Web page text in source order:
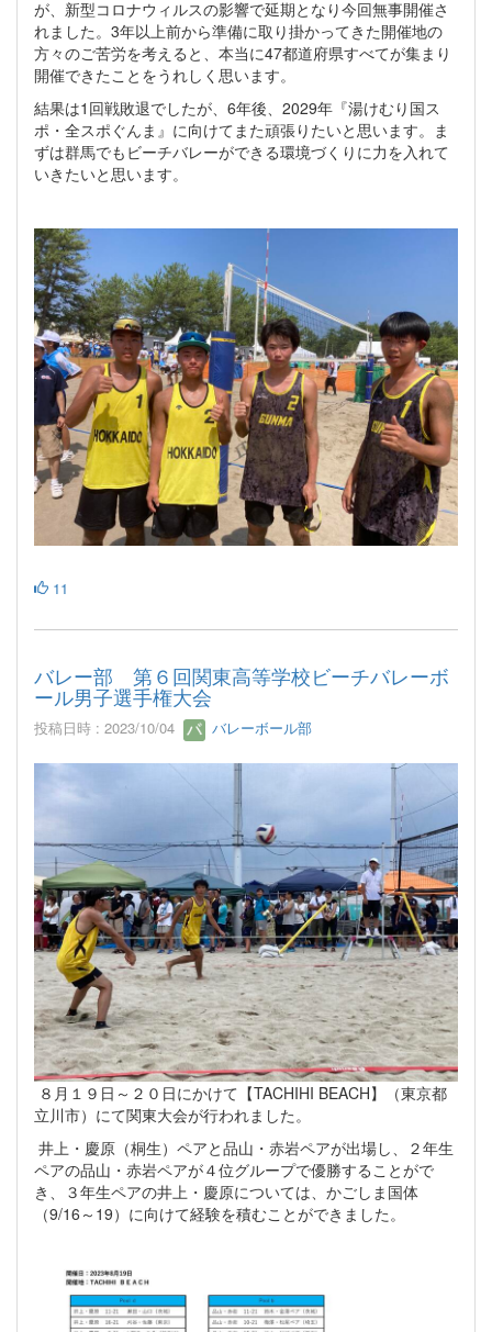
が、新型コロナウィルスの影響で延期となり今回無事開催さ
れました。3年以上前から準備に取り掛かってきた開催地の
方々のご苦労を考えると、本当に47都道府県すべてが集まり
開催できたことをうれしく思います。
結果は1回戦敗退でしたが、6年後、2029年『湯けむり国ス
ポ・全スポぐんま』に向けてまた頑張りたいと思います。ま
ずは群馬でもビーチバレーができる環境づくりに力を入れて
いきたいと思います。
11
バレー部 第６回関東高等学校ビーチバレーボ
ール男子選手権大会
投稿日時 : 2023/10/04 バレーボール部
８月１９日～２０日にかけて【TACHIHI BEACH】（東京都
立川市）にて関東大会が行われました。
井上・慶原（桐生）ペアと品山・赤岩ペアが出場し、２年生
ペアの品山・赤岩ペアが４位グループで優勝することがで
き、３年生ペアの井上・慶原については、かごしま国体
（9/16～19）に向けて経験を積むことができました。